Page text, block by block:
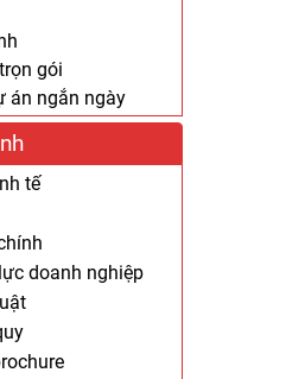
gói
án ngắn ngày
tế
doanh nghiệp